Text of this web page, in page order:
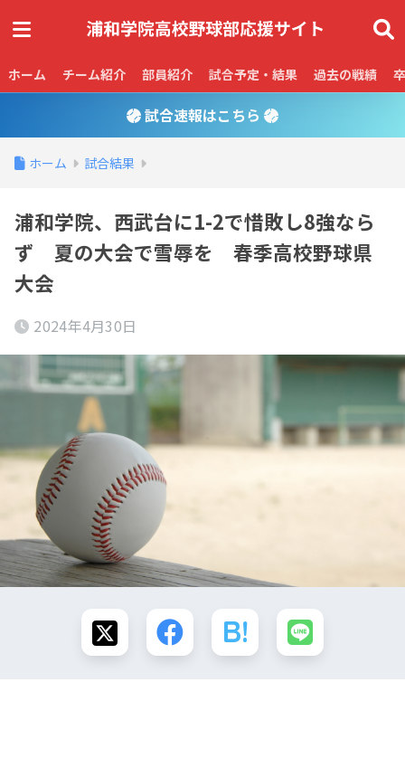
ホーム チーム紹介 部員紹介 試合予定・結果 過去の戦績
試合速報はこちら
ホーム 試合結果
浦和学院、西武台に1-2で惜敗し8強なら
ず 夏の大会で雪辱を 春季高校野球県
大会
2024年4月30日